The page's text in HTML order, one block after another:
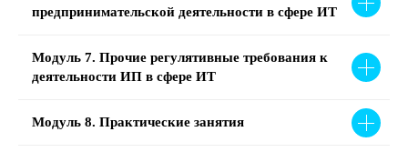
предпринимательской деятельности в сфере ИТ
Модуль 7. Прочие регулятивные требования к
деятельности ИП в сфере ИТ
Модуль 8. Практические занятия